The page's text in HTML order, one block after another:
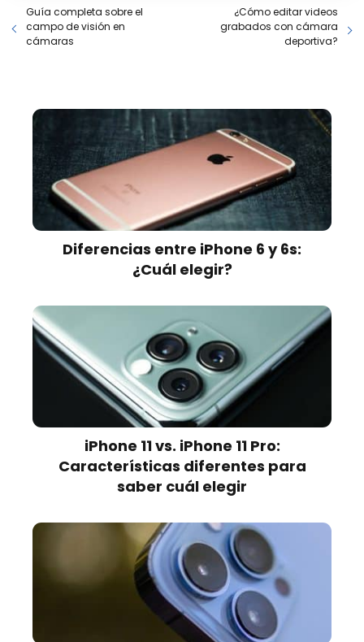
Guía completa sobre el
campo de visión en
cámaras
¿Cómo editar videos
grabados con cámara
deportiva?
Diferencias entre iPhone 6 y 6s:
¿Cuál elegir?
iPhone 11 vs. iPhone 11 Pro:
Características diferentes para
saber cuál elegir